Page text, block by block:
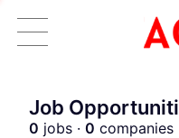
Job
0 jobs · 0 companies